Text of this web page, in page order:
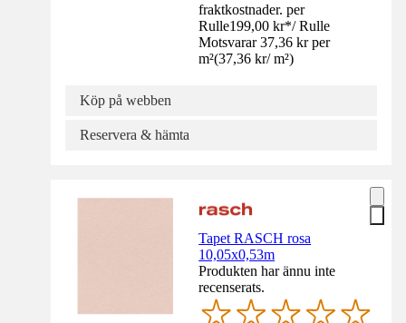
fraktkostnader. per
Rulle199,00 kr*/ Rulle
Motsvarar 37,36 kr per
m²(37,36 kr/ m²)
Köp på webben
Reservera & hämta
Tapet RASCH rosa
10,05x0,53m
Produkten har ännu inte
recenserats.